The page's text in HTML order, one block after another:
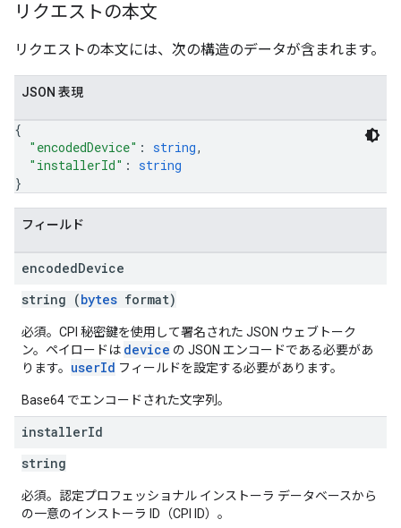
リクエストの本文
リクエストの本文には、次の構造のデータが含まれます。
JSON 表現
{
"encodedDevice" : string,
"installerId" : string
}
フィールド
encodedDevice
string (bytes format)
必須。CPI 秘密鍵を使用して署名された JSON ウェブトーク
ン。ペイロードは device の JSON エンコードである必要があ
ります。 userId フィールドを設定する必要があります。
Base64 でエンコードされた文字列。
installerId
string
必須。認定プロフェッショナル インストーラ データベースから
の一意のインストーラ ID（CPI ID）。